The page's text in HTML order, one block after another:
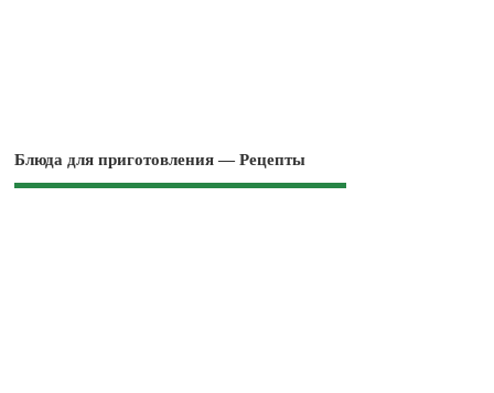
Блюда для приготовления — Рецепты